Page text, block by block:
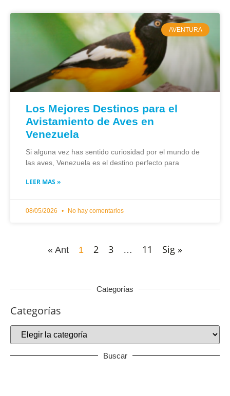
AVENTURA
Los Mejores Destinos para el
Avistamiento de Aves en
Venezuela
Si alguna vez has sentido curiosidad por el mundo de
las aves, Venezuela es el destino perfecto para
LEER MAS »
08/05/2026 No hay comentarios
« Ant 1 2 3 … 11 Sig »
Categorías
Categorías
Buscar